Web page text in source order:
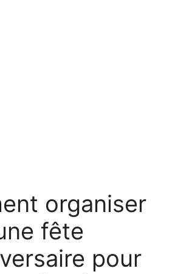
organiser
fête
pour